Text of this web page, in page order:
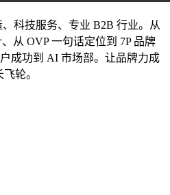
科技服务、专业 B2B 行业。从
从 OVP 一句话定位到 7P 品牌
成功到 AI 市场部。让品牌力成
轮。